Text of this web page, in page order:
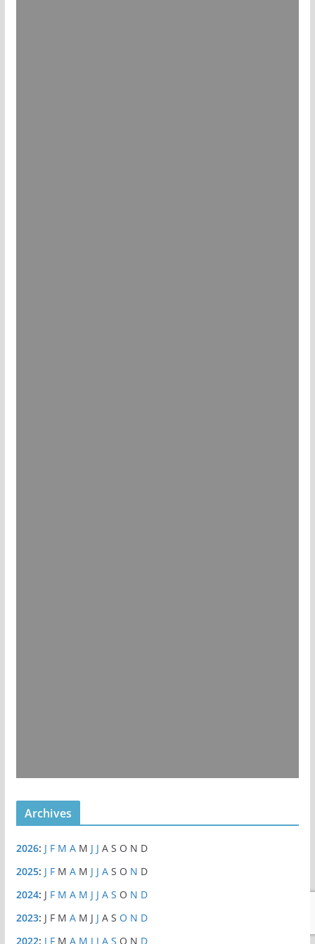
Archives
2026: J F M A M J J A S O N D
2025: J F M A M J J A S O N D
2024: J F M A M J J A S O N D
2023: J F M A M J J A S O N D
2022: J F M A M J J A S O N D